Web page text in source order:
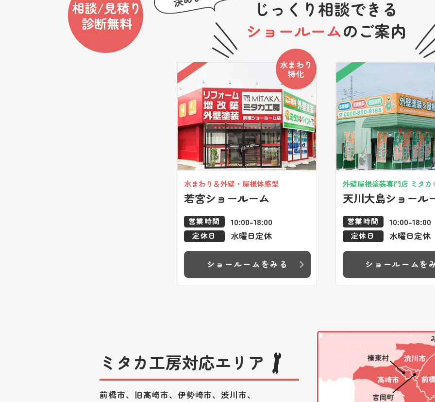
相談/見積り
診断無料
じっくり相談できる
ショールームのご案内
水まわり＆外壁・屋根体感型
若宮ショールーム
水まわり
特化
営業時間 10:00-18:00
定休日 水曜日定休
ショールームをみる
外壁屋根塗装専門店 ミタ
天川大島ショール
営業時間 10:00-18:00
定休日 水曜日定休
ショールームを
ミタカ工房対応エリア
前橋市、旧高崎市、伊勢崎市、渋川市、